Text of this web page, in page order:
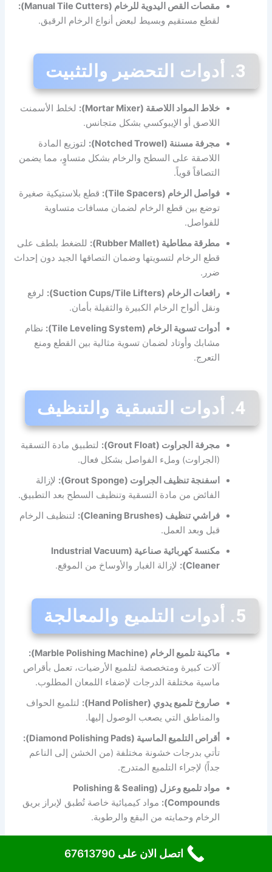
مقصات القص اليدوية للرخام (Manual Tile Cutters):
لقطع مستقيم وبسيط لبعض أنواع الرخام الرقيق.
3. أدوات التحضير والتثبيت
خلاط المواد اللاصقة (Mortar Mixer):
لخلط الأسمنت
اللاصق أو الإيبوكسي بشكل متجانس.
مجرفة مسننة (Notched Trowel):
لتوزيع المادة
اللاصقة على السطح والرخام بشكل متساوٍ، مما يضمن
التصاقاً قوياً.
فواصل الرخام (Tile Spacers):
قطع بلاستيكية صغيرة
توضع بين قطع الرخام لضمان مسافات متساوية
للفواصل.
مطرقة مطاطية (Rubber Mallet):
للضغط بلطف على
قطع الرخام لتسويتها وضمان التصاقها الجيد دون إحداث
ضرر.
رافعات الرخام (Suction Cups/Tile Lifters):
لرفع
ونقل ألواح الرخام الكبيرة والثقيلة بأمان.
أدوات تسوية الرخام (Tile Leveling System):
نظام
مشابك وأوتاد لضمان تسوية مثالية بين القطع ومنع
التعرج.
4. أدوات التسقية والتنظيف
مجرفة الجراوت (Grout Float):
لتطبيق مادة التسقية
(الجراوت) وملء الفواصل بشكل فعال.
اسفنجة تنظيف الجراوت (Grout Sponge):
لإزالة
الفائض من مادة التسقية وتنظيف السطح بعد التطبيق.
فراشي تنظيف (Cleaning Brushes):
لتنظيف الرخام
قبل وبعد العمل.
مكنسة كهربائية صناعية (Industrial Vacuum
Cleaner):
لإزالة الغبار والأوساخ من الموقع.
5. أدوات التلميع والمعالجة
ماكينة تلميع الرخام (Marble Polishing Machine):
آلات كبيرة ومتخصصة لتلميع الأرضيات، تعمل بأقراص
ماسية مختلفة الدرجات لإضفاء اللمعان المطلوب.
صاروخ تلميع يدوي (Hand Polisher):
لتلميع الحواف
والمناطق التي يصعب الوصول إليها.
أقراص التلميع الماسية (Diamond Polishing Pads):
تأتي بدرجات خشونة مختلفة (من الخشن إلى الناعم
جداً) لإجراء التلميع المتدرج.
مواد تلميع وعزل (Polishing & Sealing
Compounds):
مواد كيميائية خاصة تُطبق لإبراز بريق
الرخام وحمايته من البقع والرطوبة.
اتصل الان على 67613790